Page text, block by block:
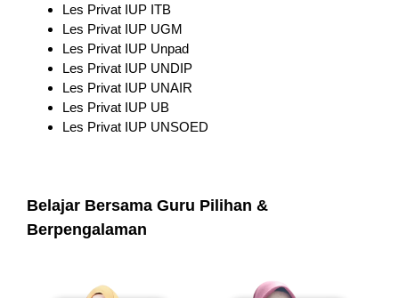
Les Privat IUP ITB
Les Privat IUP UGM
Les Privat IUP Unpad
Les Privat IUP UNDIP
Les Privat IUP UNAIR
Les Privat IUP UB
Les Privat IUP UNSOED
Belajar Bersama Guru Pilihan &
Berpengalaman